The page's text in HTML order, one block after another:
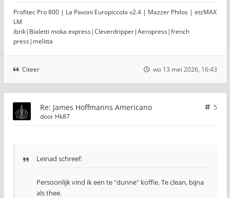
Profitec Pro 800 | La Pavoni Europiccola v2.4 | Mazzer Philos | etzMAX
LM
ibrik|Bialetti moka express|Cleverdripper|Aeropress|french
press|melitta
Citeer wo 13 mei 2026, 16:43
Re: James Hoffmanns Americano
5
door Hk87
Leinad schreef:
Persoonlijk vind ik een te "dunne" koffie. Te clean, bijna
als thee.